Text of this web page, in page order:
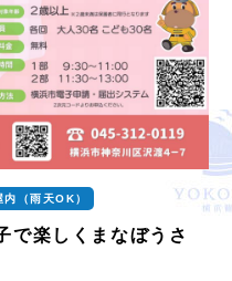
内（雨天OK）
で楽しくまなぼうさ